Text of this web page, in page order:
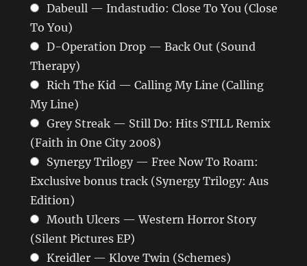
Dabeull — Indastudio: Close To You (Close
To You)
D-Operation Drop — Back Out (Sound
Therapy)
Rich The Kid — Calling My Line (Calling
My Line)
Grey Streak — Still Do: Hits STILL Remix
(Faith in One City 2008)
Synergy Trilogy — Free Now To Roam:
Exclusive bonus track (Synergy Trilogy: Aus
Edition)
Mouth Ulcers — Western Horror Story
(Silent Pictures EP)
Kreidler — Klove Twin (Schemes)